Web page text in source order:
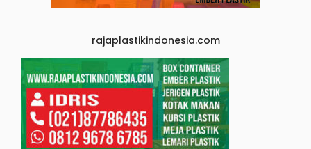
rajaplastikindonesia.com